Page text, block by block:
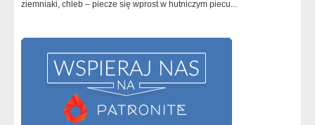
ziemniaki, chleb – piecze się wprost w hutniczym piecu...